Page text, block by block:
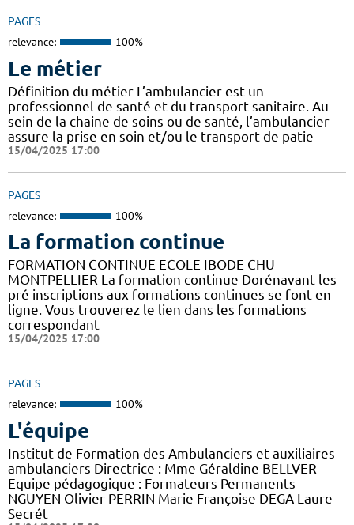
PAGES
relevance: 100%
Le métier
Définition du métier L’ambulancier est un
professionnel de santé et du transport sanitaire. Au
sein de la chaine de soins ou de santé, l’ambulancier
assure la prise en soin et/ou le transport de patie
15/04/2025 17:00
PAGES
relevance: 100%
La formation continue
FORMATION CONTINUE ECOLE IBODE CHU
MONTPELLIER La formation continue Dorénavant les
pré inscriptions aux formations continues se font en
ligne. Vous trouverez le lien dans les formations
correspondant
15/04/2025 17:00
PAGES
relevance: 100%
L'équipe
Institut de Formation des Ambulanciers et auxiliaires
ambulanciers Directrice : Mme Géraldine BELLVER
Equipe pédagogique : Formateurs Permanents
NGUYEN Olivier PERRIN Marie Françoise DEGA Laure
Secrét